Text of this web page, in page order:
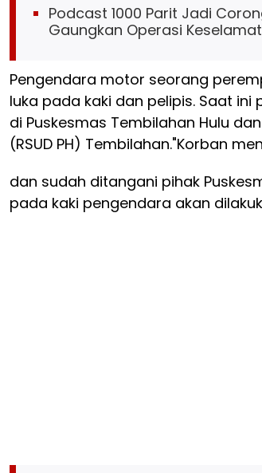
Podcast 1000 Parit Jadi
Gaungkan Operasi
Pengendara motor seorang
luka pada kaki dan pelipis. Saat
di Puskesmas Tembilahan Hulu
(RSUD PH) Tembilahan."Korban
dan sudah ditangani pihak
pada kaki pengendara akan